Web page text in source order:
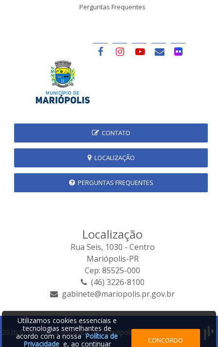
Perguntas Frequentes
CONTATO
LOCALIZAÇÃO
PERGUNTAS FREQUENTES
Localização
Rua Seis, 1030 - Centro
Mariópolis-PR
Cep: 85525-000
(46) 3226-8100
gabinete@mariopolis.pr.gov.br
2026 © Prefeitura Municipal de Mariópolis | Desenvolvido por:
Utilizamos cookies essenciais e
tecnologias semelhantes de
acordo com a nossaPolítica de
Privacidadee, ao continuar CONCORDO